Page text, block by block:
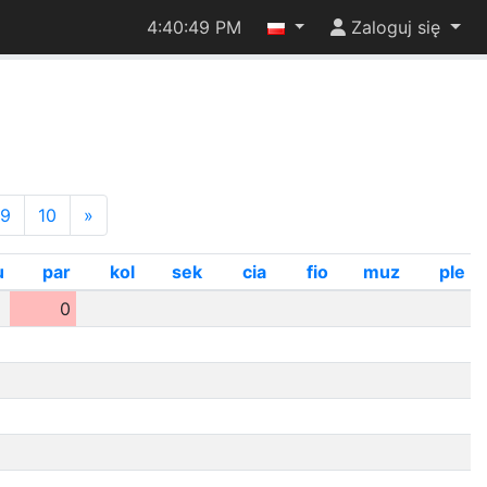
4:40:50 PM Zaloguj się
9 10 »
par kol sek cia fio muz
ple
0